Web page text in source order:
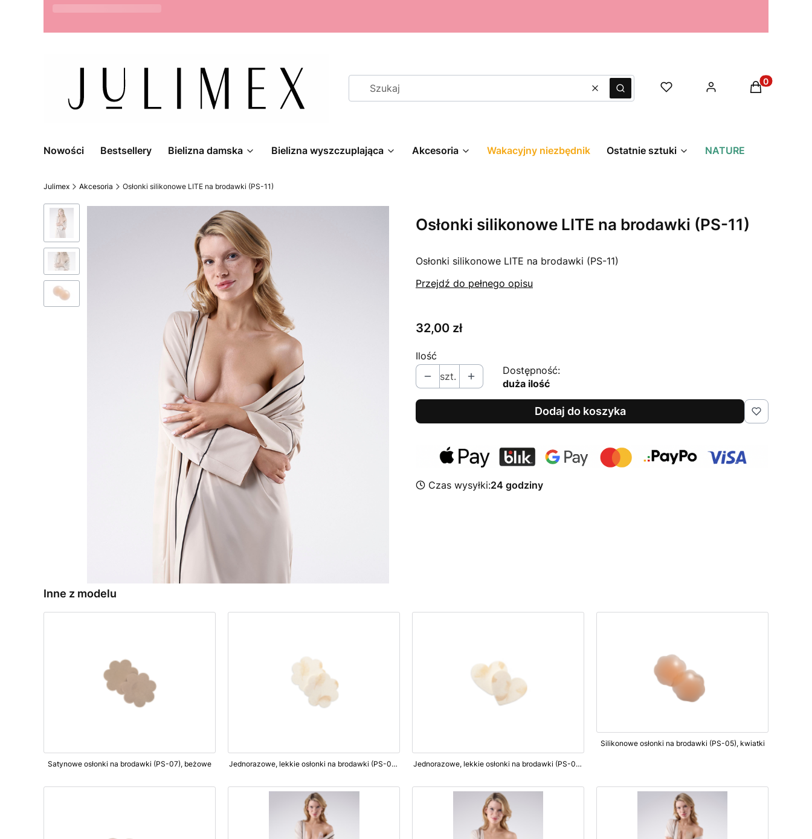
WyczyśćSzukaj
Produkty w
Nowości Bestsellery Bielizna damska Bielizna wyszczuplająca Akcesoria Wakacyjny niezbędnik Ostatnie sztuki NATURE
Julimex Akcesoria Osłonki silikonowe LITE na brodawki (PS-11)
Osłonki silikonowe LITE na brodawki (PS-11)
Osłonki silikonowe LITE na brodawki (PS-11)
Przejdź do pełnego opisu
Cena
32,00 zł
Ilość
szt.
Dostępność:
duża ilość
Dodaj do koszyka
Czas wysyłki:24 godziny
Inne z modelu
Satynowe osłonki na brodawki (PS-07), beżowe Jednorazowe, lekkie osłonki na brodawki (PS-04), kwiatki Jednorazowe, lekkie osłonki na brodawki (PS-04), serca
Silikonowe osłonki na brodawki (PS-05), kwiatki